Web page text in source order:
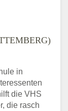
in
die VHS
die rasch